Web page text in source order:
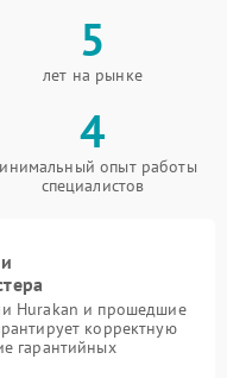
5
лет на рынке
4
опыт работы
специалистов
Hurakan и прошедшие
корректную
гарантийных